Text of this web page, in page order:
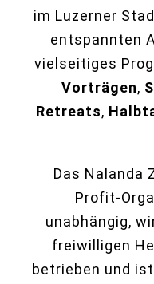
im Luzerner
entspannten
vielseitiges
Vorträgen,
Retreats,
Das Nalanda
Profit-
unabhängig,
freiwilligen
betrieben und